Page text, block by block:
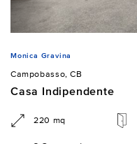
Monica Gravina
Campobasso, CB
Casa Indipendente
220 mq